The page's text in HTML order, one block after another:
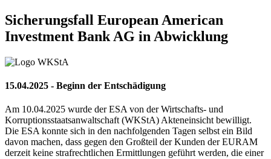
Sicherungsfall European American
Investment Bank AG in Abwicklung
15.04.2025 - Beginn der Entschädigung
Am 10.04.2025 wurde der ESA von der Wirtschafts- und
Korruptionsstaatsanwaltschaft (WKStA) Akteneinsicht bewilligt.
Die ESA konnte sich in den nachfolgenden Tagen selbst ein Bild
davon machen, dass gegen den Großteil der Kunden der EURAM
derzeit keine strafrechtlichen Ermittlungen geführt werden, die einer